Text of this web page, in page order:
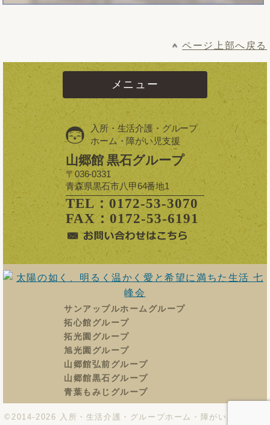
ページ上部へ戻る
メニュー
入所・生活介護・グループ
ホーム・障がい児支援
山郷館 黒石グループ
〒036-0331
青森県黒石市八甲64番地1
TEL：0172-53-3070
FAX：0172-53-6191
サンアップルホームグループ
拓心館グループ
拓光園グループ
旭光園グループ
山郷館弘前グループ
山郷館黒石グループ
青葉もみじグループ
©2014-2026 入所・生活介護・グループホーム・障がい児支援 山